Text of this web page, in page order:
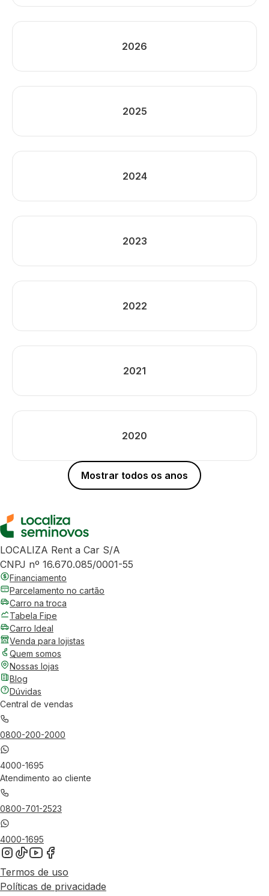
2026
2025
2024
2023
2022
2021
2020
Mostrar todos os anos
LOCALIZA Rent a Car S/A
CNPJ nº 16.670.085/0001-55
Financiamento
Parcelamento no cartão
Carro na troca
Tabela Fipe
Carro Ideal
Venda para lojistas
Quem somos
Nossas lojas
Blog
Dúvidas
Central de vendas
0800-200-2000
4000-1695
Atendimento ao cliente
0800-701-2523
4000-1695
Termos de uso
Políticas de privacidade